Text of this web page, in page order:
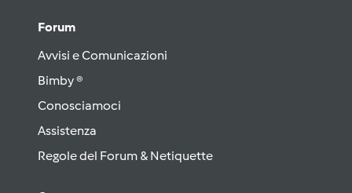
Forum
Avvisi e Comunicazioni
Bimby ®
Conosciamoci
Assistenza
Regole del Forum & Netiquette